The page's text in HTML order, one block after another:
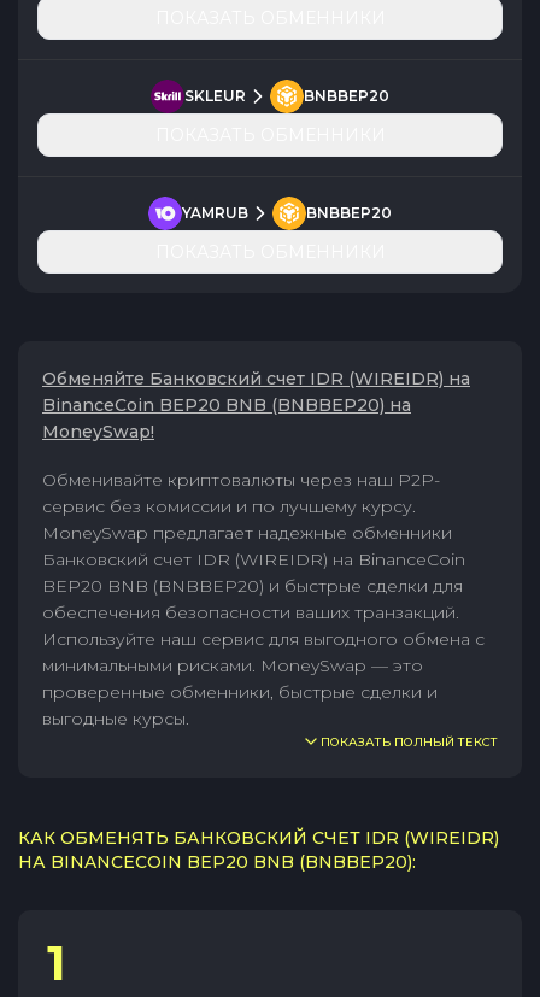
SKLEUR BNBBEP20
YAMRUB BNBBEP20
Обменяйте Банковский счет IDR (WIREIDR) на
BinanceCoin BEP20 BNB (BNBBEP20) на
MoneySwap!
Обменивайте криптовалюты через наш P2P-
сервис без комиссии и по лучшему курсу.
MoneySwap предлагает надежные обменники
Банковский счет IDR (WIREIDR) на BinanceCoin
BEP20 BNB (BNBBEP20) и быстрые сделки для
обеспечения безопасности ваших транзакций.
Используйте наш сервис для выгодного обмена с
минимальными рисками. MoneySwap — это
проверенные обменники, быстрые сделки и
выгодные курсы.
ПОКАЗАТЬ ПОЛНЫЙ ТЕКСТ
КАК ОБМЕНЯТЬ БАНКОВСКИЙ СЧЕТ IDR (WIREIDR)
НА BINANCECOIN BEP20 BNB (BNBBEP20):
1